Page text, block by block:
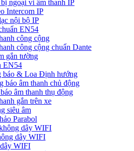
ngoại vi âm thanh IP
Intercom IP
nội bộ IP
EN54
công cộng
công cộng chuẩn Dante
gắn tường
EN54
báo & Loa Định hướng
báo âm thanh chủ động
âm thanh thụ động
gắn trên xe
siêu âm
Parabol
dây WIFI
dây WIFI
WIFI